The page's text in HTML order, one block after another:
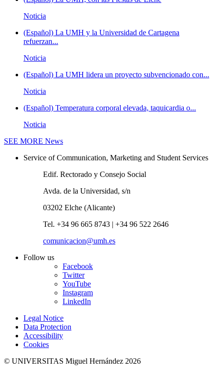
Noticia
(Español) La UMH y la Universidad de Cartagena
refuerzan...
Noticia
(Español) La UMH lidera un proyecto subvencionado con...
Noticia
(Español) Temperatura corporal elevada, taquicardia o...
Noticia
SEE MORE News
Service of Communication, Marketing and Student Services
Edif. Rectorado y Consejo Social
Avda. de la Universidad, s/n
03202 Elche (Alicante)
Tel. +34 96 665 8743 | +34 96 522 2646
comunicacion@umh.es
Follow us
Facebook
Twitter
YouTube
Instagram
LinkedIn
Legal Notice
Data Protection
Accessibility
Cookies
© UNIVERSITAS Miguel Hernández 2026